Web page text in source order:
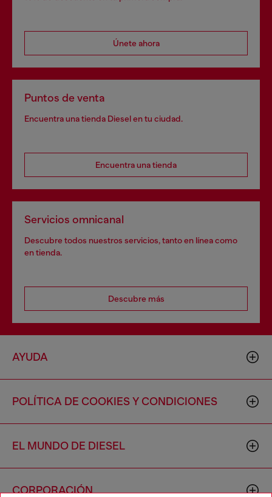
Únete ahora
Puntos de venta
Encuentra una tienda Diesel en tu ciudad.
Encuentra una tienda
Servicios omnicanal
Descubre todos nuestros servicios, tanto en línea como
en tienda.
Descubre más
AYUDA
POLÍTICA DE COOKIES Y CONDICIONES
EL MUNDO DE DIESEL
CORPORACIÓN